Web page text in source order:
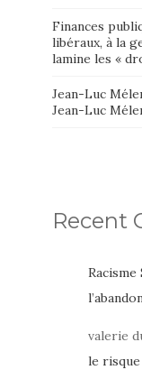
Finances
libéraux, à la
lamine les «
Jean-Luc
Jean-Luc
Recent
Racisme
valerie
le risque